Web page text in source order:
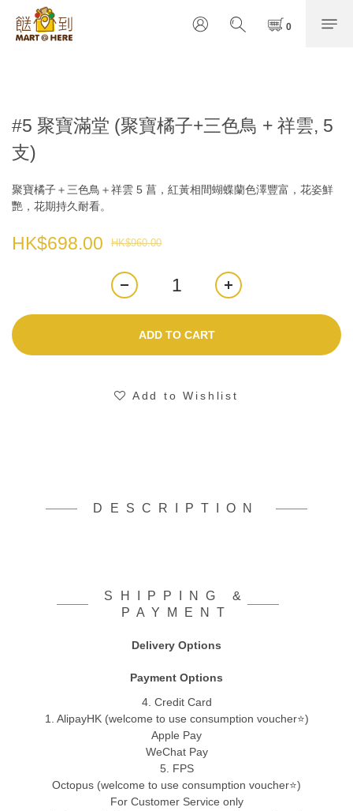
#5 聚寶滿堂 (聚寶橘子+三色鳥 + 祥雲, 5
支)
聚寶橘子＋三色鳥＋祥雲 5 菖，紅黃相間蝴蝶蘭色澤豐富，花姿鮮
艷，花期持久耐看。
HK$960.00
HK$698.00
ADD TO CART
Add to Wishlist
DESCRIPTION
SHIPPING &
PAYMENT
Delivery Options
Payment Options
4. Credit Card
1. AlipayHK (welcome to use consumption voucher⭐)
Apple Pay
WeChat Pay
5. FPS
Octopus (welcome to use consumption voucher⭐)
For Customer Service only